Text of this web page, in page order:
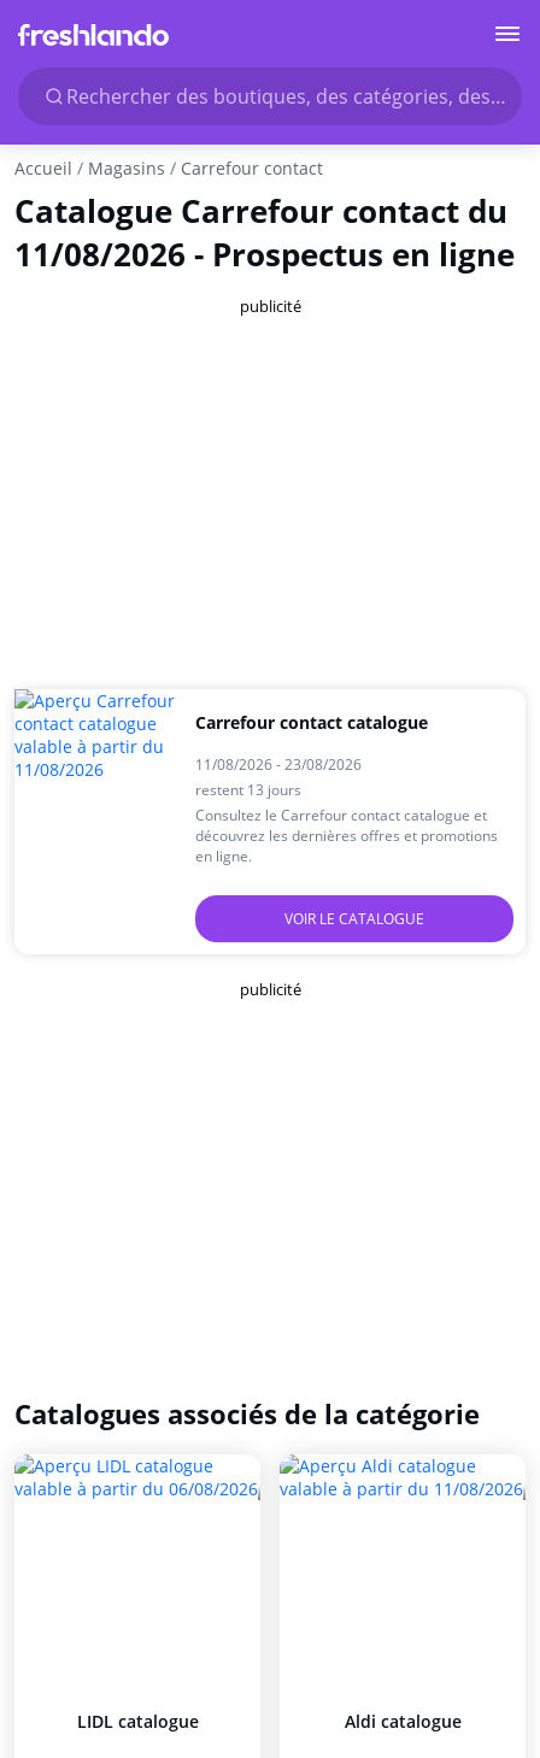
Rechercher des boutiques, des catégories, des
Accueil Magasins Carrefour contact
Catalogue Carrefour contact du
11/08/2026 - Prospectus en ligne
publicité
Carrefour contact catalogue
11/08/2026 - 23/08/2026
restent 13 jours
Consultez le Carrefour contact catalogue et
découvrez les dernières offres et promotions
en ligne.
VOIR LE CATALOGUE
publicité
Catalogues associés de la catégorie
LIDL catalogue Aldi catalogue